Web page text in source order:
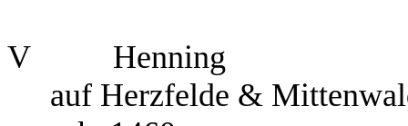
V
Henning
auf Herzfelde &